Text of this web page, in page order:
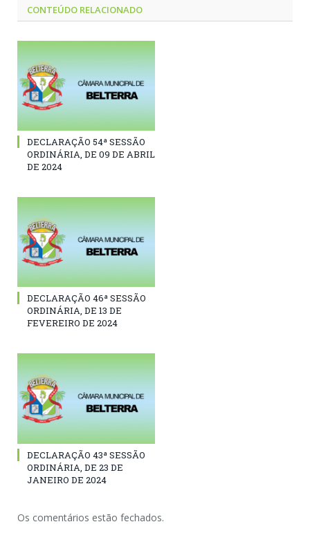
CONTEÚDO RELACIONADO
DECLARAÇÃO 54ª SESSÃO
ORDINÁRIA, DE 09 DE ABRIL
DE 2024
DECLARAÇÃO 46ª SESSÃO
ORDINÁRIA, DE 13 DE
FEVEREIRO DE 2024
DECLARAÇÃO 43ª SESSÃO
ORDINÁRIA, DE 23 DE
JANEIRO DE 2024
Os comentários estão fechados.